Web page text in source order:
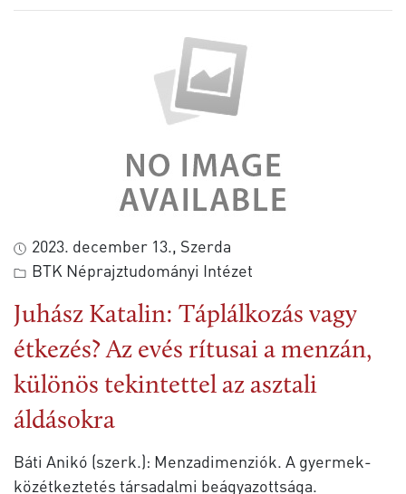
2023. december 13., Szerda
BTK Néprajztudományi Intézet
Juhász Katalin: Táplálkozás vagy
étkezés? Az evés rítusai a menzán,
különös tekintettel az asztali
áldásokra
Báti Anikó (szerk.): Menzadimenziók. A gyermek-
közétkeztetés társadalmi beágyazottsága.